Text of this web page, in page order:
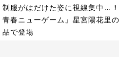
制服がはだけた姿に視線集中…
青春ニューゲーム』星宮陽花里
品で登場